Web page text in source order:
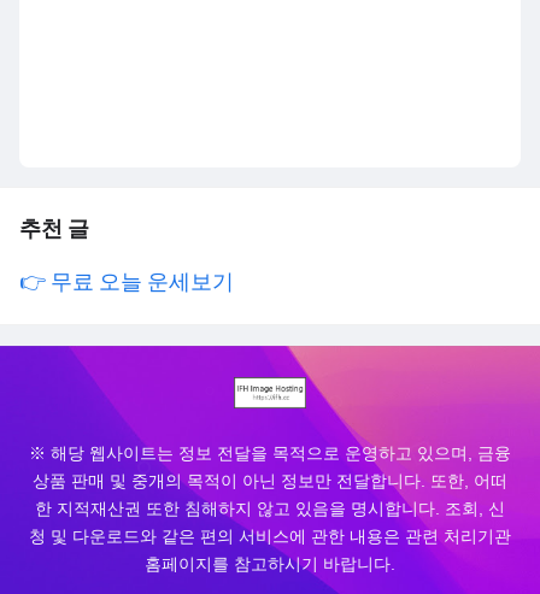
추천 글
👉 무료 오늘 운세보기
※ 해당 웹사이트는 정보 전달을 목적으로 운영하고 있으며, 금융
상품 판매 및 중개의 목적이 아닌 정보만 전달합니다. 또한, 어떠
한 지적재산권 또한 침해하지 않고 있음을 명시합니다. 조회, 신
청 및 다운로드와 같은 편의 서비스에 관한 내용은 관련 처리기관
홈페이지를 참고하시기 바랍니다.